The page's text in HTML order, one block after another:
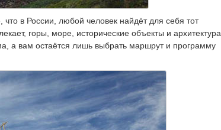
в России, любой человек найдёт для себя тот
горы, море, исторические объекты и архитектура
а вам остаётся лишь выбрать маршрут и программу